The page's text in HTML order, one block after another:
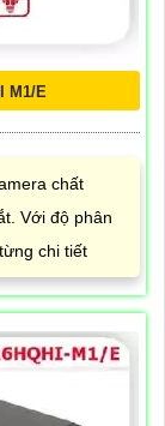
M1/E
chất
Với độ phân
chi tiết